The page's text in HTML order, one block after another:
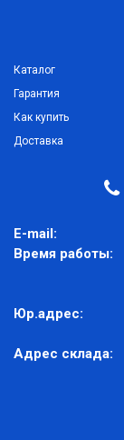
Каталог
Гарантия
Как купить
Доставка
E-mail:
Время работы:
Юр.адрес:
Адрес склада: